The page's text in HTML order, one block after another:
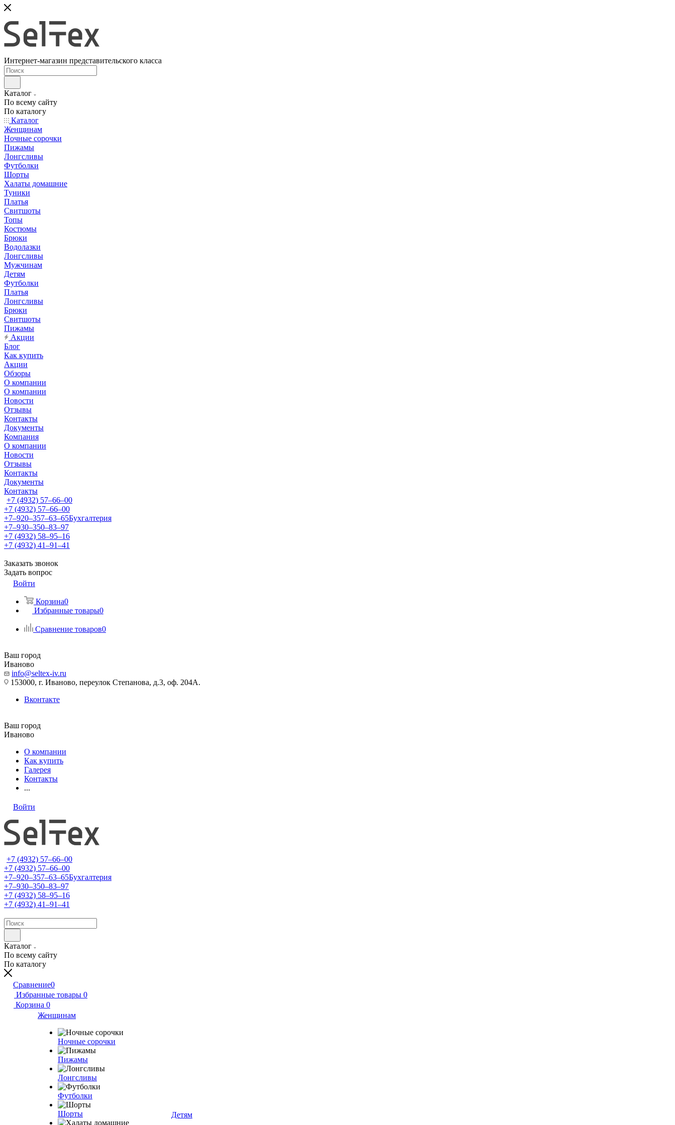
Интернет-магазин представительского класса
Каталог
По всему сайту
По каталогу
Каталог
Женщинам
Ночные сорочки
Пижамы
Лонгсливы
Футболки
Шорты
Халаты домашние
Туники
Платья
Свитшоты
Топы
Костюмы
Брюки
Водолазки
Лонгсливы
Мужчинам
Детям
Футболки
Платья
Лонгсливы
Брюки
Свитшоты
Пижамы
Акции
Блог
Как купить
Акции
Обзоры
О компании
О компании
Новости
Отзывы
Контакты
Документы
Компания
О компании
Новости
Отзывы
Контакты
Документы
Контакты
+7 (4932) 57‒66‒00
+7 (4932) 57‒66‒00
+7‒920‒357‒63‒65Бухгалтерия
+7‒930‒350‒83‒97
+7 (4932) 58‒95‒16
+7 (4932) 41‒91‒41
Заказать звонок
Задать вопрос
Войти
Корзина0
Избранные товары0
Сравнение товаров0
Ваш город
Иваново
info@seltex-iv.ru
153000, г. Иваново, переулок Степанова, д.3, оф. 204А.
Вконтакте
Ваш город
Иваново
О компании
Как купить
Галерея
Контакты
...
Войти
+7 (4932) 57‒66‒00
+7 (4932) 57‒66‒00
+7‒920‒357‒63‒65Бухгалтерия
+7‒930‒350‒83‒97
+7 (4932) 58‒95‒16
+7 (4932) 41‒91‒41
Каталог
По всему сайту
По каталогу
Сравнение0
Избранные товары 0
Корзина 0
Женщинам
Ночные сорочки
Пижамы
Лонгсливы
Футболки
Шорты
Детям